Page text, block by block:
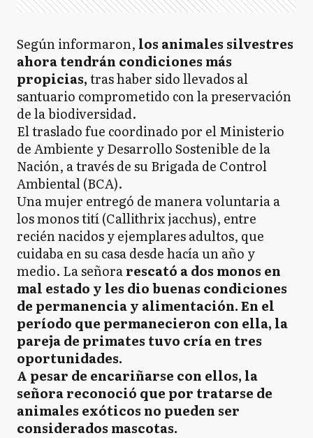
Según informaron, los animales silvestres
ahora tendrán condiciones más
propicias,tras haber sido llevados al
santuario comprometido con la preservación
de la biodiversidad.
El traslado fue coordinado por el Ministerio
de Ambiente y Desarrollo Sostenible de la
Nación, a través de su Brigada de Control
Ambiental (BCA).
Una mujer entregó de manera voluntaria a
los monos tití (Callithrix jacchus), entre
recién nacidos y ejemplares adultos, que
cuidaba en su casa desde hacía un año y
medio. La señorarescató a dos monos en
mal estado y les dio buenas condiciones
de permanencia y alimentación. En el
período que permanecieron con ella, la
pareja de primates tuvo cría en tres
oportunidades.
A pesar de encariñarse con ellos, la
señora reconoció que por tratarse de
animales exóticos no pueden ser
considerados mascotas.